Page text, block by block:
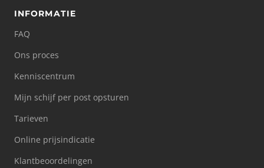
INFORMATIE
FAQ
Ons proces
Kenniscentrum
Mijn schijf per post opsturen
Tarieven
Online prijsindicatie
Klantbeoordelingen